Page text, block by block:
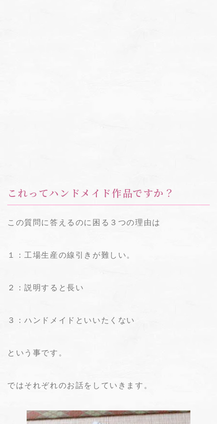
これってハンドメイド作品ですか？
この質問に答えるのに困る３つの理由は
１：工場生産の線引きが難しい。
２：説明すると長い
３：ハンドメイドといいたくない
という事です。
ではそれぞれのお話をしていきます。